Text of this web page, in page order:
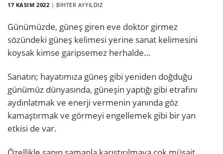
17 KASIM 2022 | BIHTER AYYILDIZ
Günümüzde, güneş giren eve doktor girmez
sözündeki güneş kelimesi yerine sanat kelimesini
koysak kimse garipsemez herhalde…
Sanatın; hayatımıza güneş gibi yeniden doğduğu
günümüz dünyasında, güneşin yaptığı gibi etrafını
aydınlatmak ve enerji vermenin yanında göz
kamaştırmak ve görmeyi engellemek gibi bir yan
etkisi de var.